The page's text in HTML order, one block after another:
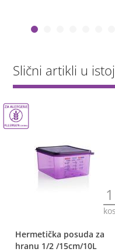
Slični artikli u
1
kos
Hermetička posuda za
hranu 1/2 /15cm/10L